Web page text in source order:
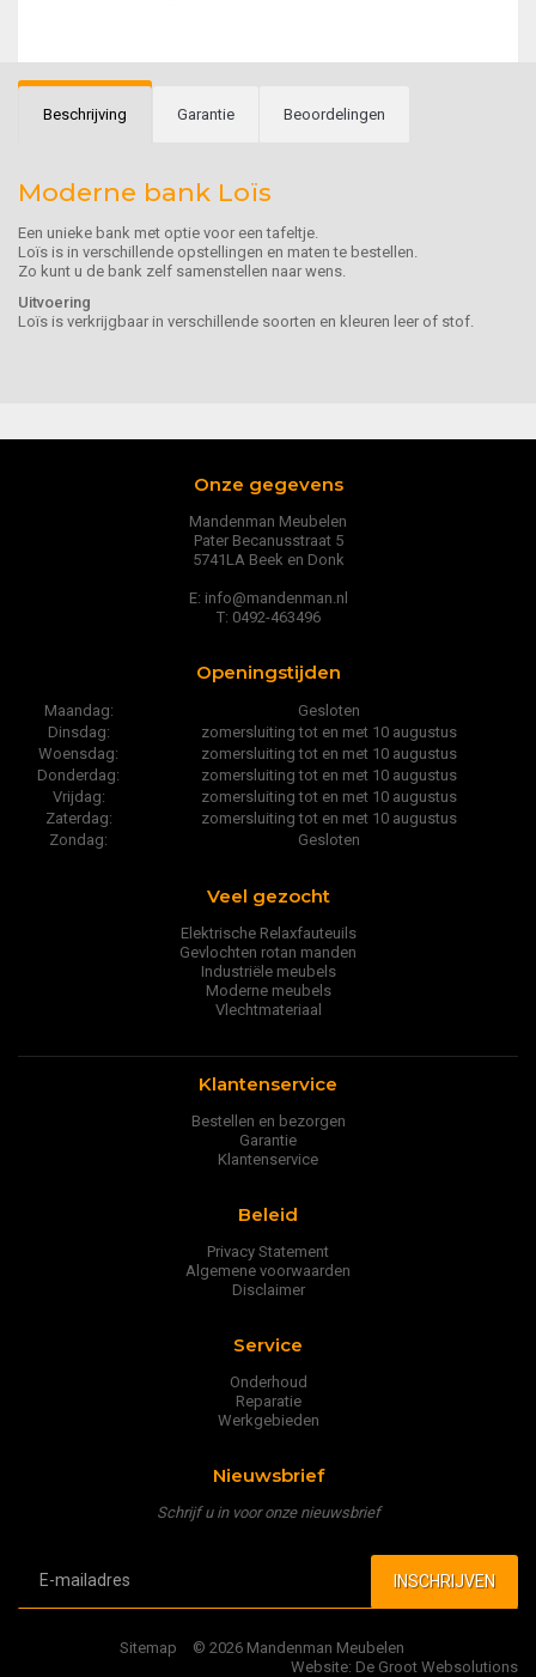
Beschrijving Garantie Beoordelingen
Moderne bank Loïs
Een unieke bank met optie voor een tafeltje.
Loïs is in verschillende opstellingen en maten te bestellen.
Zo kunt u de bank zelf samenstellen naar wens.
Uitvoering
Loïs is verkrijgbaar in verschillende soorten en kleuren leer of stof.
Onze gegevens
Mandenman Meubelen
Pater Becanusstraat 5
5741LA Beek en Donk
E: info@mandenman.nl
T: 0492-463496
Openingstijden
Maandag:
Gesloten
Dinsdag:
zomersluiting tot en met 10 augustus
Woensdag:
zomersluiting tot en met 10 augustus
Donderdag:
zomersluiting tot en met 10 augustus
Vrijdag:
zomersluiting tot en met 10 augustus
Zaterdag:
zomersluiting tot en met 10 augustus
Zondag:
Gesloten
Veel gezocht
Elektrische Relaxfauteuils
Gevlochten rotan manden
Industriële meubels
Moderne meubels
Vlechtmateriaal
Klantenservice
Bestellen en bezorgen
Garantie
Klantenservice
Beleid
Privacy Statement
Algemene voorwaarden
Disclaimer
Service
Onderhoud
Reparatie
Werkgebieden
Nieuwsbrief
Schrijf u in voor onze nieuwsbrief
Sitemap
© 2026 Mandenman Meubelen
Website: De Groot Websolutions